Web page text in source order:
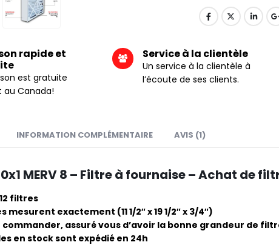
rapide et
est gratuite
au Canada!
Service à la clientèle
Un service à la clientèle à
l’écoute de ses clients.
INFORMATION COMPLÉMENTAIRE AVIS (1)
MERV 8 – Filtre à fournaise – Achat de
filtres
mesurent exactement (11 1/2″ x 19 1/2″ x 3/4″)
commander, assuré vous d’avoir la bonne grandeur de
en stock sont expédié en 24h